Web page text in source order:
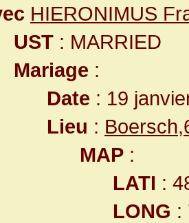
HIERONIMUS
UST : MARRIED
Mariage :
Date : 19
Lieu :
MAP :
LATI :
LONG :